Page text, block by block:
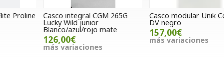
Casco integral CGM 265G
Lucky Wild junior
Blanco/azul/rojo mate
más variaciones
Casco modular Unik Comet
157,00€
más variaciones